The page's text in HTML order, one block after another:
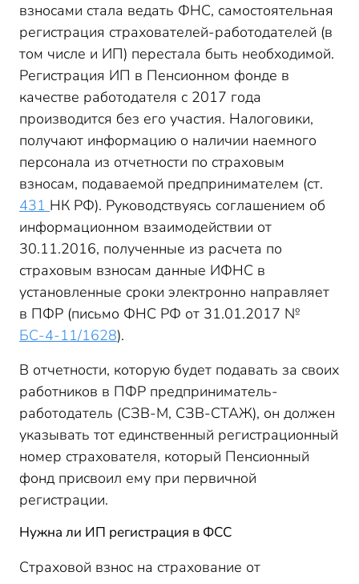
взносами стала ведать ФНС, самостоятельная
регистрация страхователей-работодателей (в
том числе и ИП) перестала быть необходимой.
Регистрация ИП в Пенсионном фонде в
качестве работодателя с 2017 года
производится без его участия. Налоговики,
получают информацию о наличии наемного
персонала из отчетности по страховым
взносам, подаваемой предпринимателем (ст.
431 НК РФ). Руководствуясь соглашением об
информационном взаимодействии от
30.11.2016, полученные из расчета по
страховым взносам данные ИФНС в
установленные сроки электронно направляет
в ПФР (письмо ФНС РФ от 31.01.2017 №
БС-4-11/1628).
В отчетности, которую будет подавать за своих
работников в ПФР предприниматель-
работодатель (СЗВ-М, СЗВ-СТАЖ), он должен
указывать тот единственный регистрационный
номер страхователя, который Пенсионный
фонд присвоил ему при первичной
регистрации.
Нужна ли ИП регистрация в ФСС
Страховой взнос на страхование от